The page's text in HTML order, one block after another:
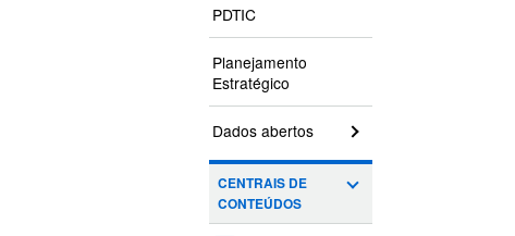
PDTIC
Planejamento
Estratégico
Dados abertos
CENTRAIS DE
CONTEÚDOS